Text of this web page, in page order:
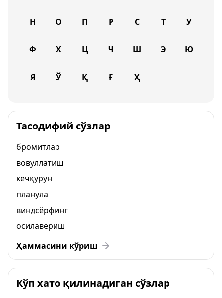
Н О П Р С Т У
Ф Х Ц Ч Ш Э Ю
Я Ў Қ Ғ Ҳ
Тасодифий сўзлар
бромитлар
вовуллатиш
кечқурун
планула
виндсёрфинг
осилавериш
Ҳаммасини кўриш
Кўп хато қилинадиган сўзлар